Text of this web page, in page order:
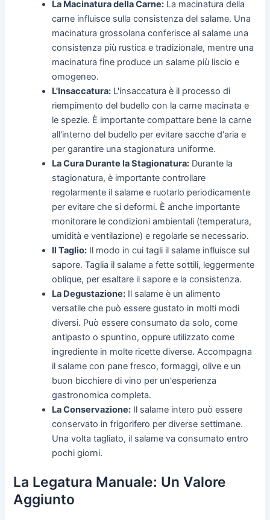
La Macinatura della Carne: La macinatura della
carne influisce sulla consistenza del salame. Una
macinatura grossolana conferisce al salame una
consistenza più rustica e tradizionale, mentre una
macinatura fine produce un salame più liscio e
omogeneo.
L'Insaccatura: L'insaccatura è il processo di
riempimento del budello con la carne macinata e
le spezie. È importante compattare bene la carne
all'interno del budello per evitare sacche d'aria e
per garantire una stagionatura uniforme.
La Cura Durante la Stagionatura: Durante la
stagionatura, è importante controllare
regolarmente il salame e ruotarlo periodicamente
per evitare che si deformi. È anche importante
monitorare le condizioni ambientali (temperatura,
umidità e ventilazione) e regolarle se necessario.
Il Taglio: Il modo in cui tagli il salame influisce sul
sapore. Taglia il salame a fette sottili, leggermente
oblique, per esaltare il sapore e la consistenza.
La Degustazione: Il salame è un alimento
versatile che può essere gustato in molti modi
diversi. Può essere consumato da solo, come
antipasto o spuntino, oppure utilizzato come
ingrediente in molte ricette diverse. Accompagna
il salame con pane fresco, formaggi, olive e un
buon bicchiere di vino per un'esperienza
gastronomica completa.
La Conservazione: Il salame intero può essere
conservato in frigorifero per diverse settimane.
Una volta tagliato, il salame va consumato entro
pochi giorni.
La Legatura Manuale: Un Valore
Aggiunto